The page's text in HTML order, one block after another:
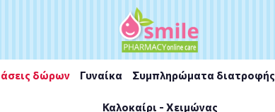
δώρων Γυναίκα Συμπληρώματα διατροφής
Καλοκαίρι - Χειμώνας